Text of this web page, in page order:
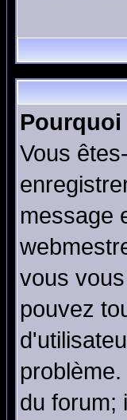
Vous
message
vous
pouvez
du forum;